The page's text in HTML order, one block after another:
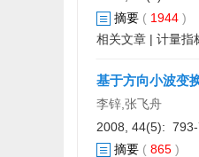
摘要 ( 1944 )
相关文章 | 计量指
基于方向小波变
李锌,张飞舟
2008, 44(5): 793-
摘要 ( 865 )